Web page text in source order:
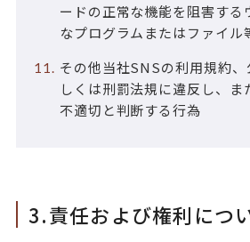
ードの正常な機能を阻害する
なプログラムまたはファイル
その他当社SNSの利用規約
しくは刑罰法規に違反し、ま
不適切と判断する行為
3.責任および権利につ